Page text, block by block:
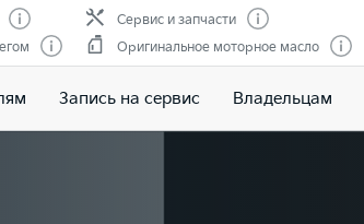
Сервис и запчасти
Оригинальное моторное масло
Запись на сервис Владельцам